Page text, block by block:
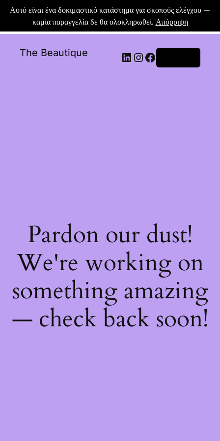
Αυτό είναι ένα δοκιμαστικό κατάστημα για σκοπούς ελέγχου —
καμία παραγγελία δε θα ολοκληρωθεί. Απόρριψη
The Beautique
Pardon our dust!
We're working on
something amazing
— check back soon!